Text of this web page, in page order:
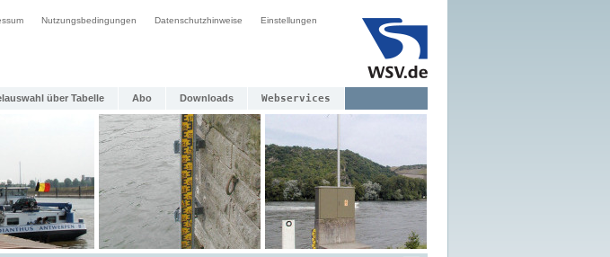
Nutzungsbedingungen Datenschutzhinweise Einstellungen
über Tabelle Abo Downloads Webservices